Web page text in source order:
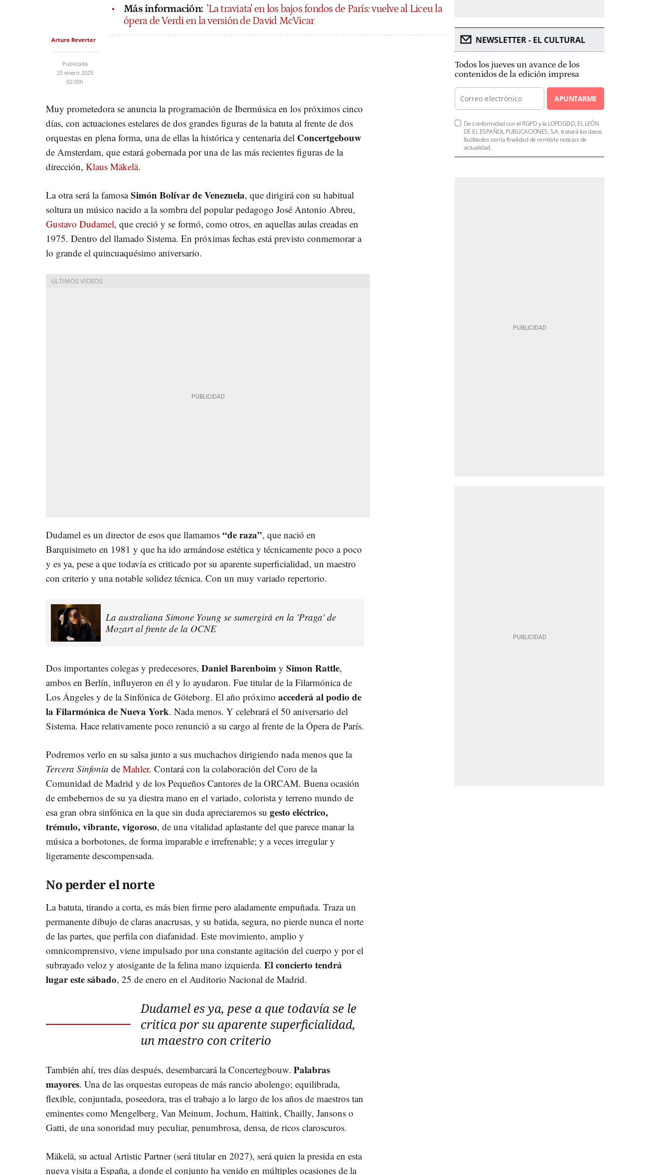
Más información: 'La traviata' en los bajos fondos de París: vuelve al Liceu la
ópera de Verdi en la versión de David McVicar
Arturo Reverter
Publicada
25 enero 2025
02:00h
Muy prometedora se anuncia la programación de Ibermúsica en los próximos cinco
días, con actuaciones estelares de dos grandes figuras de la batuta al frente de dos
orquestas en plena forma, una de ellas la histórica y centenaria del Concertgebouw
de Amsterdam, que estará gobernada por una de las más recientes figuras de la
dirección, Klaus Mäkelä.
La otra será la famosaSimón Bolívar de Venezuela, que dirigirá con su habitual
soltura un músico nacido a la sombra del popular pedagogo José Antonio Abreu,
Gustavo Dudamel, que creció y se formó, como otros, en aquellas aulas creadas en
1975. Dentro del llamado Sistema. En próximas fechas está previsto conmemorar a
lo grande el quincuaquésimo aniversario.
Dudamel es un director de esos que llamamos “de raza”, que nació en
Barquisimeto en 1981 y que ha ido armándose estética y técnicamente poco a poco
y es ya, pese a que todavía es criticado por su aparente superficialidad, un maestro
con criterio y una notable solidez técnica. Con un muy variado repertorio.
La australiana Simone Young se sumergirá en la 'Praga' de
Mozart al frente de la OCNE
Dos importantes colegas y predecesores, Daniel Barenboim y Simon Rattle,
ambos en Berlín, influyeron en él y lo ayudaron. Fue titular de la Filarmónica de
Los Ángeles y de la Sinfónica de Göteborg. El año próximo accederá al podio de
la Filarmónica de Nueva York. Nada menos. Y celebrará el 50 aniversario del
Sistema. Hace relativamente poco renunció a su cargo al frente de la Ópera de París.
Podremos verlo en su salsa junto a sus muchachos dirigiendo nada menos que la
Tercera Sinfonía de Mahler. Contará con la colaboración del Coro de la
Comunidad de Madrid y de los Pequeños Cantores de la ORCAM. Buena ocasión
de embebernos de su ya diestra mano en el variado, colorista y terreno mundo de
esa gran obra sinfónica en la que sin duda apreciaremos su gesto eléctrico,
trémulo, vibrante, vigoroso, de una vitalidad aplastante del que parece manar la
música a borbotones, de forma imparable e irrefrenable; y a veces irregular y
ligeramente descompensada.
No perder el norte
La batuta, tirando a corta, es más bien firme pero aladamente empuñada. Traza un
permanente dibujo de claras anacrusas, y su batida, segura, no pierde nunca el norte
de las partes, que perfila con diafanidad. Este movimiento, amplio y
omnicomprensivo, viene impulsado por una constante agitación del cuerpo y por el
subrayado veloz y atosigante de la felina mano izquierda. El concierto tendrá
lugar este sábado, 25 de enero en el Auditorio Nacional de Madrid.
Dudamel es ya, pese a que todavía se le
critica por su aparente superficialidad,
un maestro con criterio
También ahí, tres días después, desembarcará la Concertegbouw. Palabras
mayores. Una de las orquestas europeas de más rancio abolengo; equilibrada,
flexible, conjuntada, poseedora, tras el trabajo a lo largo de los años de maestros tan
eminentes como Mengelberg, Van Meinum, Jochum, Haitink, Chailly, Jansons o
Gatti, de una sonoridad muy peculiar, penumbrosa, densa, de ricos claroscuros.
Mäkelä, su actual Artistic Partner (será titular en 2027), será quien la presida en esta
nueva visita a España, a donde el conjunto ha venido en múltiples ocasiones de la
NEWSLETTER - EL CULTURAL
Todos los jueves un avance de los
contenidos de la edición impresa
APUNTARME
De conformidad con el RGPD y la LOPDGDD, EL LEÓN
DE EL ESPAÑOL PUBLICACIONES, S.A. tratará los datos
facilitados con la finalidad de remitirle noticias de
actualidad.